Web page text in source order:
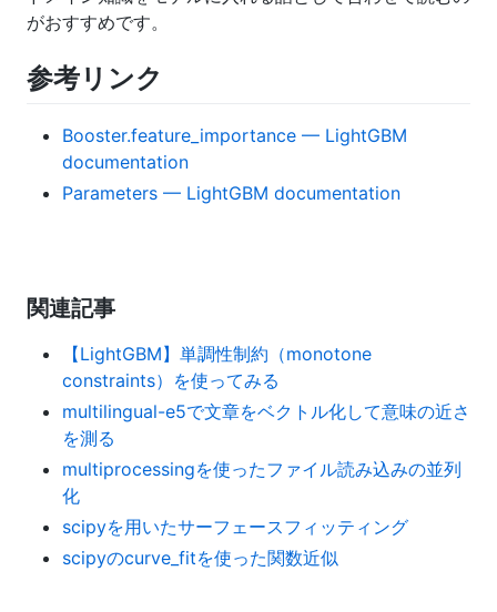
がおすすめです。
参考リンク
Booster.feature_importance — LightGBM
documentation
Parameters — LightGBM documentation
関連記事
【LightGBM】単調性制約（monotone
constraints）を使ってみる
multilingual-e5で文章をベクトル化して意味の近さ
を測る
multiprocessingを使ったファイル読み込みの並列
化
scipyを用いたサーフェースフィッティング
scipyのcurve_fitを使った関数近似